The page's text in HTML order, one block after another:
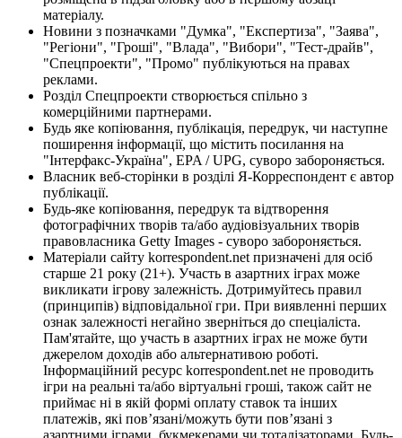
матеріалу.
Новини з позначками "Думка", "Експертиза", "Заява",
"Регіони", "Гроші", "Влада", "Вибори", "Тест-драйв",
"Спецпроекти", "Промо" публікуються на правах
реклами.
Розділ Спецпроекти створюється спільно з
комерційними партнерами.
Будь яке копіювання, публікація, передрук, чи наступне
поширення інформації, що містить посилання на
"Інтерфакс-Україна", EPA / UPG, суворо забороняється.
Власник веб-сторінки в розділі Я-Корреспондент є автор
публікації.
Будь-яке копіювання, передрук та відтворення
фотографічних творів та/або аудіовізуальних творів
правовласника Getty Images - суворо забороняється.
Матеріали сайту korrespondent.net призначені для осіб
старше 21 року (21+). Участь в азартних іграх може
викликати ігрову залежність. Дотримуйтесь правил
(принципів) відповідальної гри. При виявленні перших
ознак залежності негайно зверніться до спеціаліста.
Пам'ятайте, що участь в азартних іграх не може бути
джерелом доходів або альтернативою роботі.
Інформаційний ресурс korrespondent.net не проводить
ігри на реальні та/або віртуальні гроші, також сайт не
приймає ні в якій формі оплату ставок та інших
платежів, які пов’язані/можуть бути пов’язані з